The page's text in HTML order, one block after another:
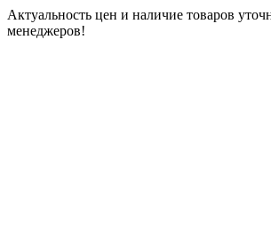
Актуальность цен и наличие товаров
менеджеров!